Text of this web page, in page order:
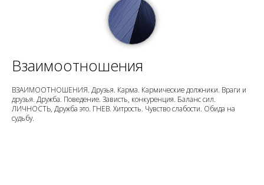
Взаимоотношения
ВЗАИМООТНОШЕНИЯ. Друзья. Карма. Кармические должники. Враги и
друзья. Дружба. Поведение. Зависть, конкуренция. Баланс сил.
ЛИЧНОСТЬ, Дружба это. ГНЕВ. Хитрость. Чувство слабости. Обида на
судьбу.